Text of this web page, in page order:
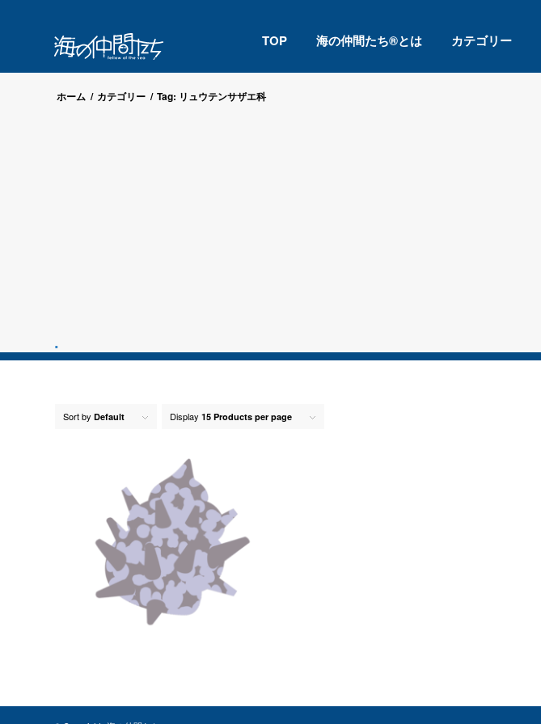
TOP 海の仲間たち®とは カテゴリー
ホーム / カテゴリー / Tag: リュウテンサザエ科
Sort by Default Display 15 Products per page